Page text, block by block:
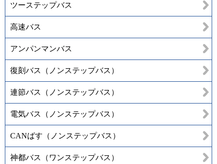
ツーステップバス
高速バス
アンパンマンバス
復刻バス（ノンステップバス）
連節バス（ノンステップバス）
電気バス（ノンステップバス）
CANばす（ノンステップバス）
神都バス（ワンステップバス）